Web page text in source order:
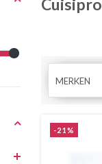
Cuisipro
MERKEN
-21%